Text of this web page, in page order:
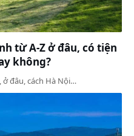
từ A-Z ở đâu, có tiện
không?
ở đâu, cách Hà Nội…